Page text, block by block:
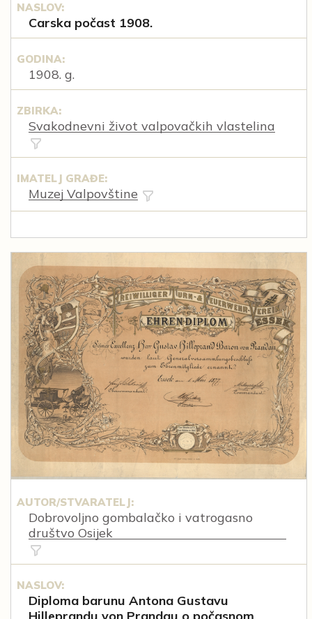
NASLOV:
Carska počast 1908.
GODINA:
1908. g.
ZBIRKA:
Svakodnevni život valpovačkih vlastelina
IMATELJ GRAĐE:
Muzej Valpovštine
AUTOR/STVARATELJ:
Dobrovoljno gombalačko i vatrogasno
društvo Osijek
NASLOV:
Diploma barunu Antona Gustavu